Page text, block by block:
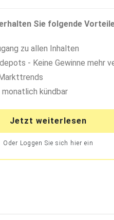
Sie folgende
zu allen Inhalten
- Keine Gewinne mehr
kündbar
Jetzt weiterlesen
Oder Loggen Sie sich hier ein